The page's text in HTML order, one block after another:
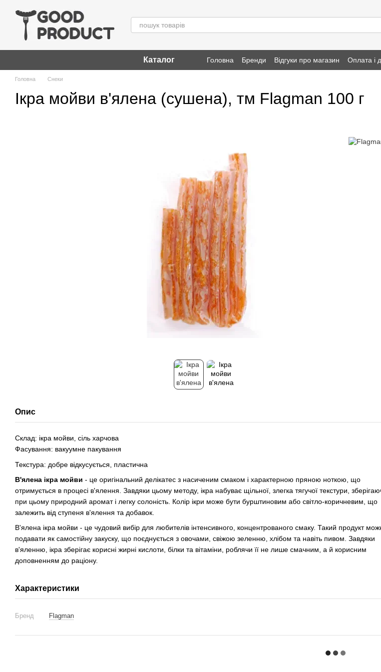
Каталог Головна Бренди Відгуки про магазин Оплата і
Головна Снеки
Ікра мойви в'ялена (сушена), тм Flagman 100 г
Опис
Склад: ікра мойви, сіль харчова
Фасування: вакуумне пакування
Текстура: добре відкусується, пластична
В'ялена ікра мойви - це оригінальний делікатес з насиченим смаком і характерною пряною ноткою, що
отримується в процесі в'ялення. Завдяки цьому методу, ікра набуває щільної, злегка тягучої текстури,
при цьому природний аромат і легку солоність. Колір ікри може бути бурштиновим або світло-коричневим, що
залежить від ступеня в'ялення та добавок.
В'ялена ікра мойви - це чудовий вибір для любителів інтенсивного, концентрованого смаку. Такий продукт
подавати як самостійну закуску, що поєднується з овочами, свіжою зеленню, хлібом та навіть пивом. Завдяки
в'яленню, ікра зберігає корисні жирні кислоти, білки та вітаміни, роблячи її не лише смачним, а й корисним
доповненням до раціону.
Характеристики
Бренд Flagman